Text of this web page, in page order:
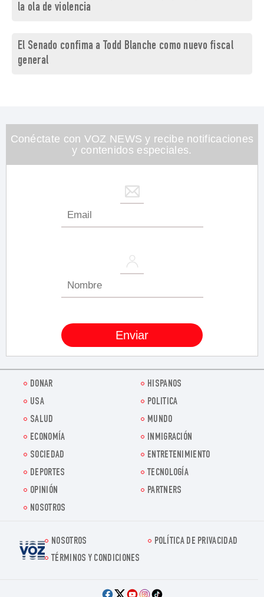
la ola de violencia
El Senado confima a Todd Blanche como nuevo fiscal
general
Conéctate con VOZ NEWS y recibe notificaciones
y contenidos especiales.
DONAR
HISPANOS
USA
POLITICA
SALUD
MUNDO
ECONOMÍA
INMIGRACIÓN
SOCIEDAD
ENTRETENIMIENTO
DEPORTES
TECNOLOGÍA
OPINIÓN
PARTNERS
NOSOTROS
Voz.us
NOSOTROS
POLÍTICA DE PRIVACIDAD
TÉRMINOS Y CONDICIONES